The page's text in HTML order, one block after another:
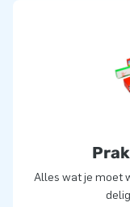
Alles wat je moet